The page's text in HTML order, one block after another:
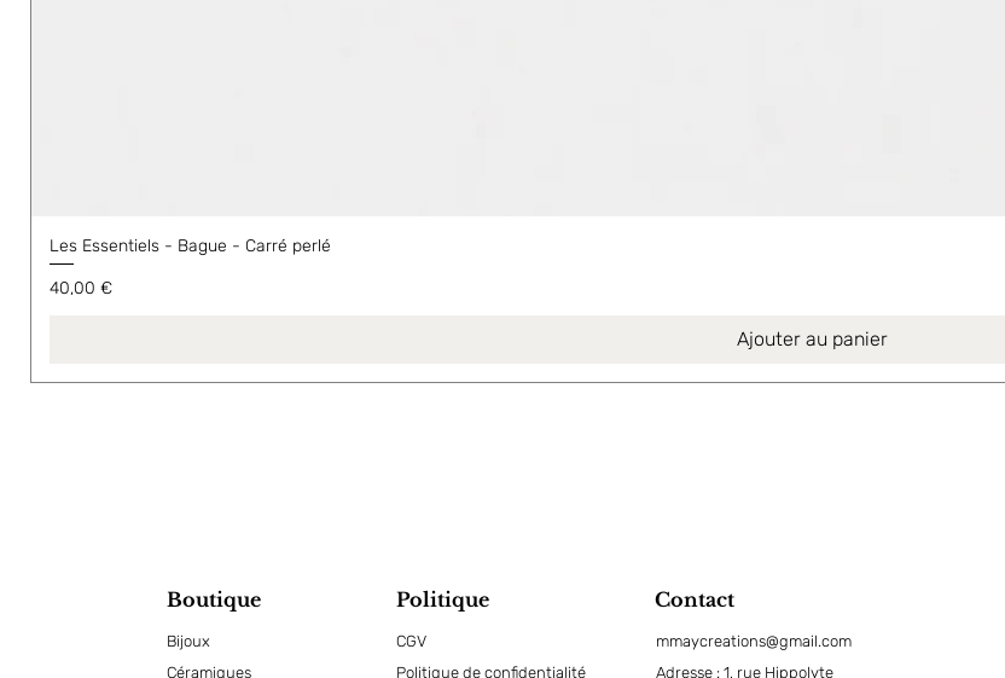
Les Essentiels - Bague - Carré perlé
Prix
40,00 €
Ajouter au panier
Boutique
Bijoux
Céramiques
Politique
CGV
Politique de confidentialité
Contact
mmaycreations@gmail.com
Adresse : 1, rue Hippolyte